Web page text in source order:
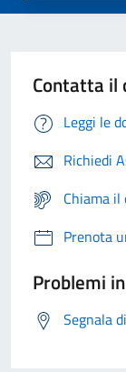
Contatta il
Leggi le
Richiedi
Chiama
Prenota
Problemi
Segnala